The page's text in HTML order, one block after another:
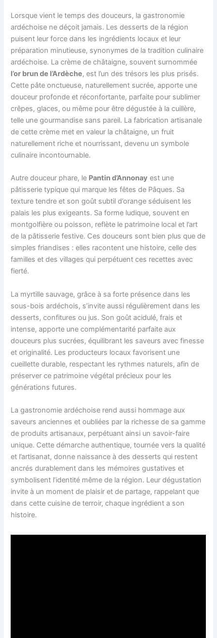
Lorsque vient le temps des douceurs, la gastronomie
ardéchoise ne déçoit jamais. Les desserts de la région
puisent leur force dans les ingrédients locaux et leur
préparation minutieuse, synonymes de la tradition culinaire
ardéchoise. La crème de châtaigne, souvent surnommée
l’or brun de l’Ardèche, est l’un des trésors les plus prisés.
Cette pâte onctueuse, naturellement sucrée, apporte une
douceur profonde et réconfortante, parfaite pour sublimer
crêpes, glaces, ou même pour être dégustée à la cuillère,
telle une gourmandise sans pareil. La fabrication artisanale
de cette crème met en valeur la châtaigne, un fruit
naturellement riche et nourrissant, devenu un symbole
culinaire incontournable.
Autre douceur phare, le Pantin d’Annonay est une
pâtisserie typique qui marque les fêtes de Pâques. Sa
texture tendre et son goût subtil d’orange séduisent les
palais les plus exigeants. Sa forme ludique, souvent en
montgolfière ou poisson, reflète le patrimoine local et l’art
de la pâtisserie festive. Ces douceurs sont bien plus que de
simples friandises : elles racontent une histoire, celle des
familles et des villages qui perpétuent ces recettes avec
fierté.
La myrtille sauvage, grâce à sa forte présence dans les
sous-bois ardéchois, s’invite aussi régulièrement dans les
desserts, confitures ou jus. Son goût acidulé, frais et
intense, apporte une complémentarité parfaite aux
douceurs plus sucrées, équilibrant les saveurs avec finesse
et originalité. Les producteurs locaux favorisent une
cueillette durable, respectant les rythmes naturels, afin de
préserver ce patrimoine végétal précieux pour les
générations futures.
La gastronomie ardéchoise rend aussi hommage aux
saveurs anciennes et oubliées par la richesse de sa gamme
de produits artisanaux, perpétuant ainsi un savoir-faire
unique. Cette démarche authentique, tournée vers la qualité
et l’artisanat, donne naissance à des desserts qui restent
ancrés durablement dans les mémoires gustatives et
symbolisent l’identité même de la région. Leur dégustation
invite à un moment de plaisir et de partage, rappelant que
dans cette cuisine de terroir, chaque ingrédient a son
histoire.